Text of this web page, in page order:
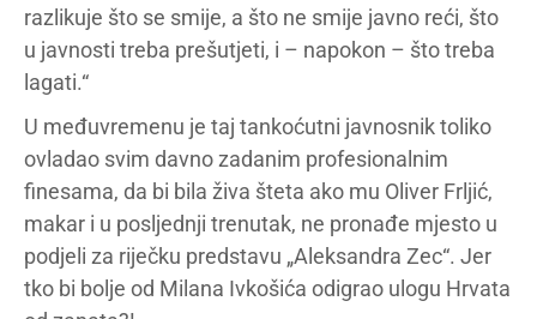
razlikuje što se smije, a što ne smije javno reći, što
u javnosti treba prešutjeti, i – napokon – što treba
lagati.“
U međuvremenu je taj tankoćutni javnosnik toliko
ovladao svim davno zadanim profesionalnim
finesama, da bi bila živa šteta ako mu Oliver Frljić,
makar i u posljednji trenutak, ne pronađe mjesto u
podjeli za riječku predstavu „Aleksandra Zec“. Jer
tko bi bolje od Milana Ivkošića odigrao ulogu Hrvata